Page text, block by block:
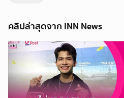
คลิปล่าสุดจาก INN News